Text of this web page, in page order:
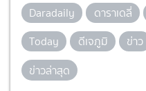
Daradaily ดาราเดลี่
Today
ดีเจภูมิ ข่าว
ข่าวล่าสุด